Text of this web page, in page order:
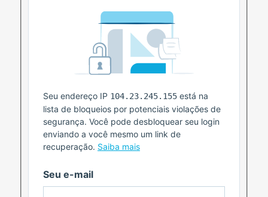
Seu endereço IP 104.23.245.155 está na
lista de bloqueios por potenciais violações de
segurança. Você pode desbloquear seu login
enviando a você mesmo um link de
recuperação. Saiba mais
Seu e-mail